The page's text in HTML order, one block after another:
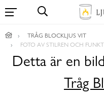
TRÅG BLOCKLJUS VIT
FOTO AV STILREN OCH
Detta är en
Tråg